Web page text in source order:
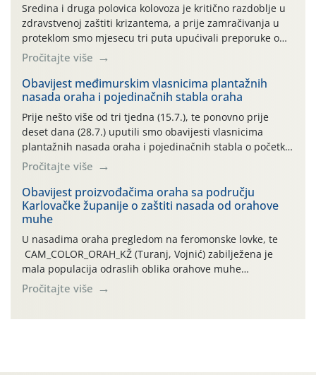
Sredina i druga polovica kolovoza je kritično razdoblje u
zdravstvenoj zaštiti krizantema, a prije zamračivanja u
proteklom smo mjesecu tri puta upućivali preporuke o
preventivnim mjerama zaštite krizantema od najčešćih
uzročnika bolesti, štetnika i fito-fagnih grinja (23.7., 14.7.,
06.7.)! Na početku ovog mjeseca je zabilježeno je
povijesno i ekstremno vruće meteorološko razdoblje, uz
najviše temperature […]
Pročitajte više
Obavijest međimurskim vlasnicima plantažnih
nasada oraha i pojedinačnih stabla oraha
Prije nešto više od tri tjedna (15.7.), te ponovno prije
deset dana (28.7.) uputili smo obavijesti vlasnicima
plantažnih nasada oraha i pojedinačnih stabla o početku
leta i ovogodišnjoj potrebi usmjerenog suzbijanja
orahove muhe (Rhagoletis completa)! Već dvanaest dana
traje drugi ovogodišnji “toplinski udar”, koji naročito
izražen zadnja šest dana (31.7.-05.8.), jer najviše
temperature zraka svakodnevno […]
Pročitajte više
Obavijest proizvođačima oraha sa području
Karlovačke županije o zaštiti nasada od orahove
muhe
U nasadima oraha pregledom na feromonske lovke, te
CAM_COLOR_ORAH_KŽ (Turanj, Vojnić) zabilježena je
mala populacija odraslih oblika orahove muhe
(Rhagoletis completa). Niska brojnost može se objasniti
činjenicom da je riječ o mladim nasadima s vrlo malim
Pročitajte više